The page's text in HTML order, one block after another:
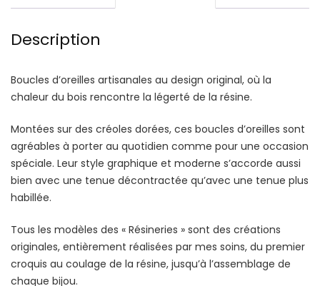
Description
Boucles d’oreilles artisanales au design original, où la
chaleur du bois rencontre la légerté de la résine.
Montées sur des créoles dorées, ces boucles d’oreilles sont
agréables à porter au quotidien comme pour une occasion
spéciale. Leur style graphique et moderne s’accorde aussi
bien avec une tenue décontractée qu’avec une tenue plus
habillée.
Tous les modèles des « Résineries » sont des créations
originales, entièrement réalisées par mes soins, du premier
croquis au coulage de la résine, jusqu’à l’assemblage de
chaque bijou.